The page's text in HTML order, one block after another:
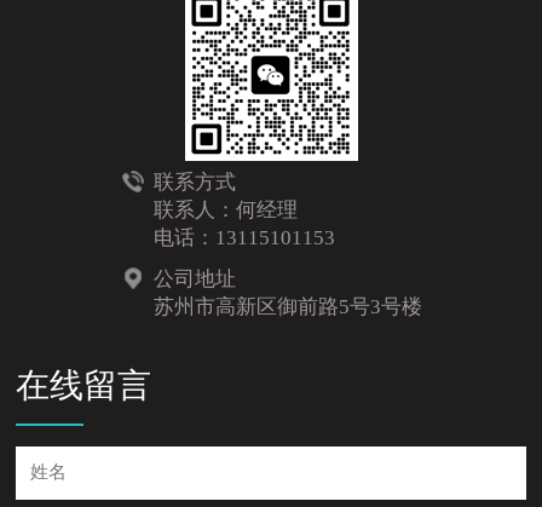
联系方式
联系人：何经理
电话：13115101153
公司地址
苏州市高新区御前路5号3号楼
在线留言